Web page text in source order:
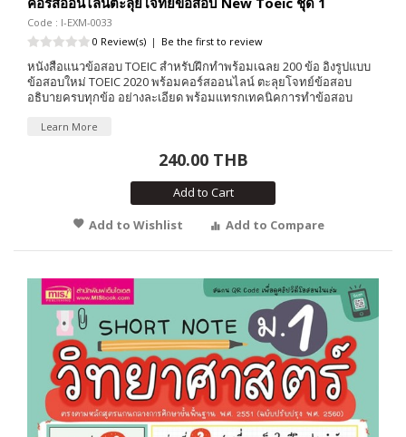
Code : I-EXM-0033
0 Review(s) | Be the first to review
หนังสือแนวข้อสอบ TOEIC สำหรับฝึกทำพร้อมเฉลย 200 ข้อ อิงรูปแบบ
ข้อสอบใหม่ TOEIC 2020 พร้อมคอร์สออนไลน์ ตะลุยโจทย์ข้อสอบ
อธิบายครบทุกข้อ อย่างละเอียด พร้อมแทรกเทคนิคการทำข้อสอบ
Learn More
240.00 THB
Add to Cart
Add to Wishlist
Add to Compare